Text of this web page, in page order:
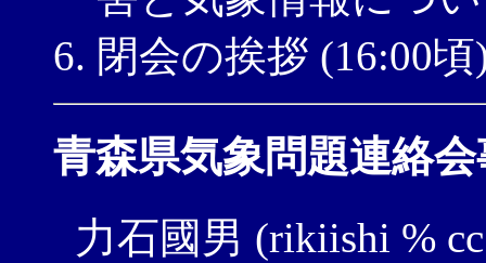
閉会の挨拶 (16:00頃
青森県気象問題連絡
力石國男 (rikiishi %